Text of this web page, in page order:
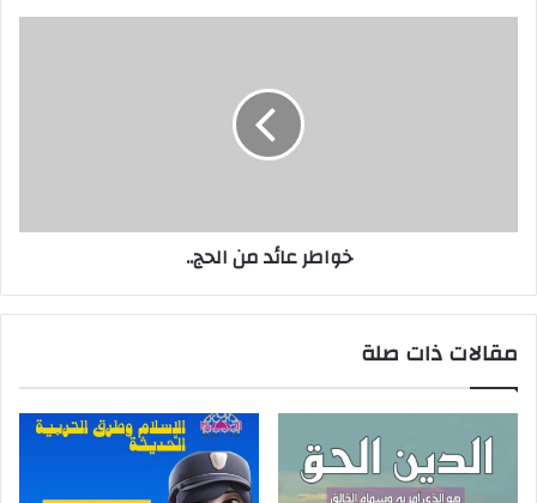
خواطر عائد من الحج..
مقالات ذات صلة